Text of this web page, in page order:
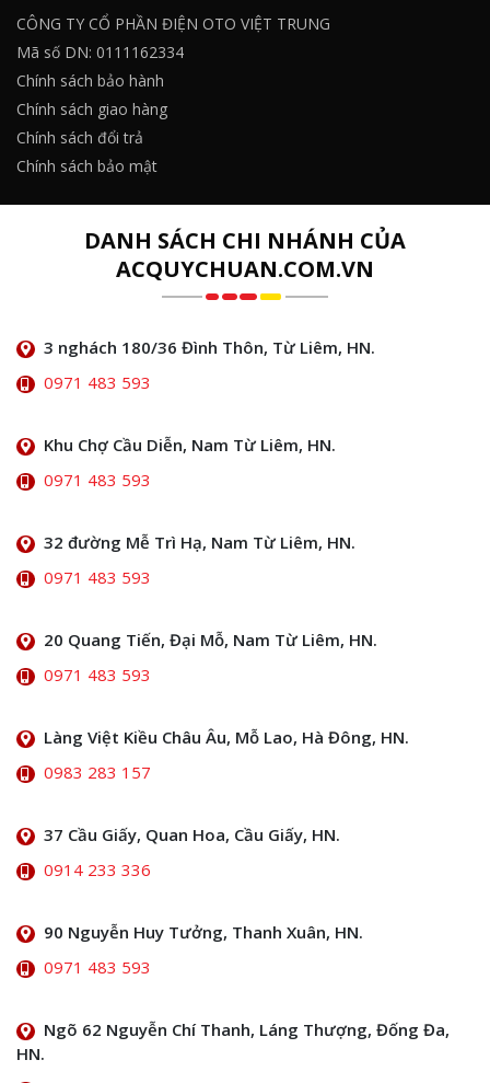
CÔNG TY CỔ PHẦN ĐIỆN OTO VIỆT TRUNG
Mã số DN: 0111162334
Chính sách bảo hành
Chính sách giao hàng
Chính sách đổi trả
Chính sách bảo mật
DANH SÁCH CHI NHÁNH CỦA
ACQUYCHUAN.COM.VN
3 nghách 180/36 Đình Thôn, Từ Liêm, HN.
0971 483 593
Khu Chợ Cầu Diễn, Nam Từ Liêm, HN.
0971 483 593
32 đường Mễ Trì Hạ, Nam Từ Liêm, HN.
0971 483 593
20 Quang Tiến, Đại Mỗ, Nam Từ Liêm, HN.
0971 483 593
Làng Việt Kiều Châu Âu, Mỗ Lao, Hà Đông, HN.
0983 283 157
37 Cầu Giấy, Quan Hoa, Cầu Giấy, HN.
0914 233 336
90 Nguyễn Huy Tưởng, Thanh Xuân, HN.
0971 483 593
Ngõ 62 Nguyễn Chí Thanh, Láng Thượng, Đống Đa,
HN.